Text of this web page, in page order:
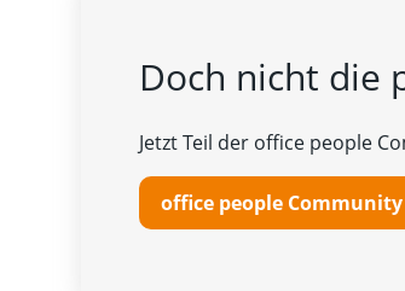
Doch nicht die
Jetzt Teil der office people
office people Community